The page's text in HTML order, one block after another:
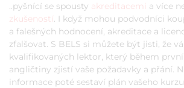
..pyšnící se spousty akreditacemi
a více
zkušeností . I když mohou podvodníci
a falešných hodnocení, akreditace a
zfalšovat. S BELS si můžete být jisti, že
kvalifikovaných lektor, který během
angličtiny zjistí vaše požadavky a přání.
informace poté sestaví plán vašeho